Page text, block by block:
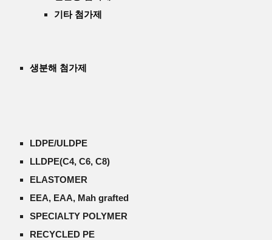
기타 첨가제
생분해 첨가제
LDPE/ULDPE
LLDPE(C4, C6, C8)
ELASTOMER
EEA, EAA, Mah grafted
SPECIALTY POLYMER
RECYCLED PE